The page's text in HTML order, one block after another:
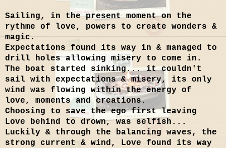
Sailing, in the present moment on the
rythme of love, powers to create wonders &
magic.
Expectations found its way in & managed to
drill holes allowing misery to come in.
The boat started sinking... it couldn't
sail with expectations & misery, its only
wind was flowing within the energy of
love, moments and creations.
Choosing to save the ego first leaving
Love behind to drown, was selfish...
Luckily & through the balancing waves, the
strong current & wind, Love found its way